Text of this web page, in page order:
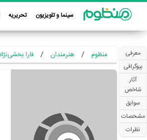
سینما و تلویزیون تحریریه
معرفی
بیوگرافی
آثار
شاخص
سوابق
مشخصات
نظرات
منظوم هنرمندان فارا